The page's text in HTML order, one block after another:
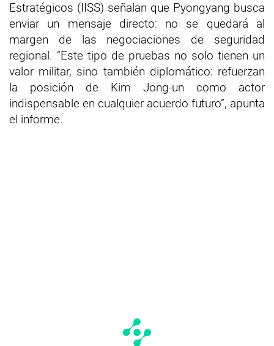
Estratégicos (IISS) señalan que Pyongyang busca
enviar un mensaje directo: no se quedará al
margen de las negociaciones de seguridad
regional. “Este tipo de pruebas no solo tienen un
valor militar, sino también diplomático: refuerzan
la posición de Kim Jong-un como actor
indispensable en cualquier acuerdo futuro”, apunta
el informe.